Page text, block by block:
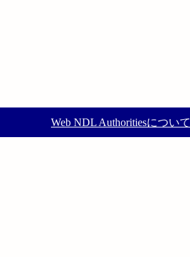
Web NDL Authoritiesについて